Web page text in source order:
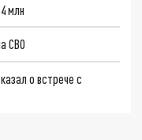
млн
СВО
о встрече с